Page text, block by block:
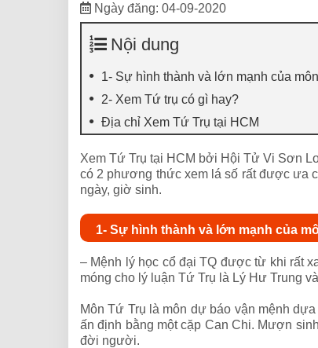
Ngày đăng: 04-09-2020
Nội dung
1- Sự hình thành và lớn mạnh của
2- Xem Tứ trụ có gì hay?
Địa chỉ Xem Tứ Trụ tại HCM
Xem Tứ Trụ tại HCM bởi Hội Tử Vi Sơn
có 2 phương thức xem lá số rất được ưa
ngày, giờ sinh.
1- Sự hình thành và lớn mạnh của
– Mệnh lý học cổ đại TQ được từ khi rất
móng cho lý luận Tứ Trụ là Lý Hư Trung
Môn Tứ Trụ là môn dự báo vận mệnh
ấn định bằng một cặp Can Chi. Mượn
đời người.